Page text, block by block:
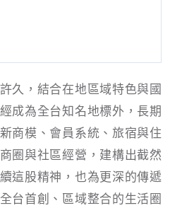
久，結合在地區域特色與國
成為全台知名地標外，長期
商模、會員系統、旅宿與住
圈與社區經營，建構出截然
這股精神，也為更深的傳遞
台首創、區域整合的生活圈